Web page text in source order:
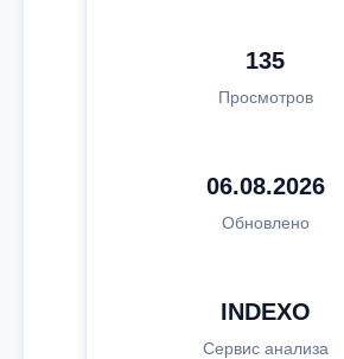
135
Просмотров
06.08.2026
Обновлено
INDEXO
Сервис анализа